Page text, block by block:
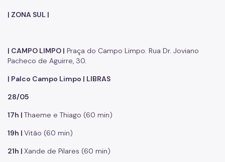
| ZONA SUL |
| CAMPO LIMPO | Praça do Campo Limpo. Rua Dr. Joviano
Pacheco de Aguirre, 30.
| Palco Campo Limpo | LIBRAS
28/05
17h | Thaeme e Thiago (60 min)
19h | Vitão (60 min)
21h | Xande de Pilares (60 min)